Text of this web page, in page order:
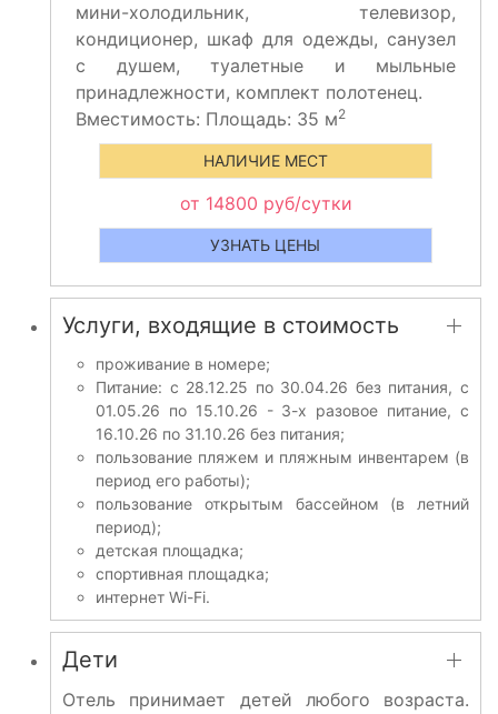
мини-холодильник, телевизор,
кондиционер, шкаф для одежды, санузел
с душем, туалетные и мыльные
принадлежности, комплект полотенец.
Вместимость: Площадь: 35 м2
НАЛИЧИЕ МЕСТ
от 14800 руб/сутки
УЗНАТЬ ЦЕНЫ
Услуги, входящие в стоимость
проживание в номере;
Питание: с 28.12.25 по 30.04.26 без питания, с
01.05.26 по 15.10.26 - 3-х разовое питание, с
16.10.26 по 31.10.26 без питания;
пользование пляжем и пляжным инвентарем (в
период его работы);
пользование открытым бассейном (в летний
период);
детская площадка;
спортивная площадка;
интернет Wi-Fi.
Дети
Отель принимает детей любого возраста.